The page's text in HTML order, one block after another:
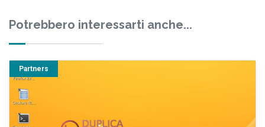
Potrebbero interessarti anche...
Partners